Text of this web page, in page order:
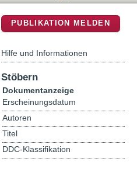
PUBLIKATION MELDEN
Hilfe und Informationen
Stöbern
Dokumentanzeige
Erscheinungsdatum
Autoren
Titel
DDC-Klassifikation